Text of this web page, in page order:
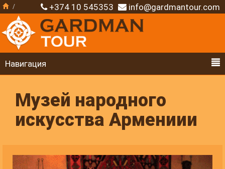
+374 10 545353 info@gardmantour.com
Навигация
Музей народного
искусства Армениии